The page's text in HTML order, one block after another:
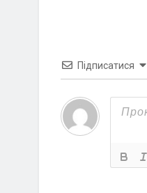
Підписатися